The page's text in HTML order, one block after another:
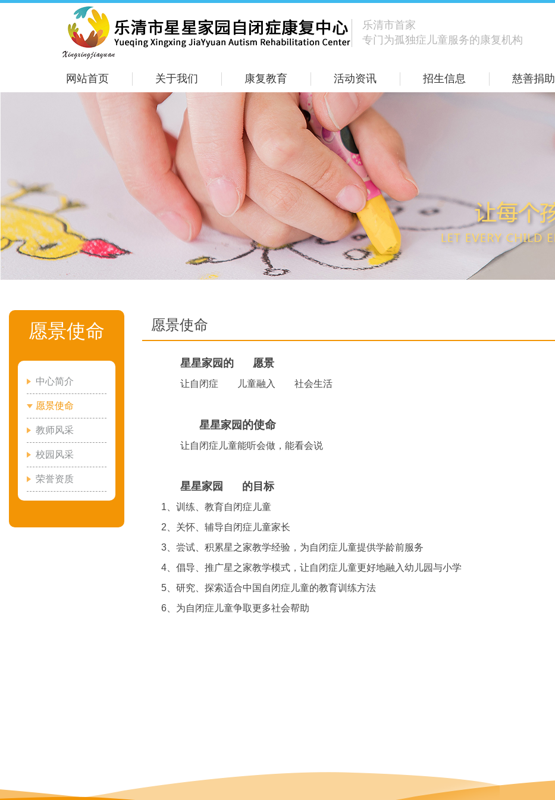
乐清市首家
专门为孤独症儿童服务的康复机构
网站首页 关于我们 康复教育 活动资讯 招生信息 慈善捐助
愿景使命
中心简介
愿景使命
教师风采
校园风采
荣誉资质
愿景使命
星星家园的 愿景
让自闭症 儿童融入 社会生活
星星家园 的使命
让自闭症儿童能听会做，能看会说
星星家园 的目标
1、训练、教育自闭症儿童
2、关怀、辅导自闭症儿童家长
3、尝试、积累星之家教学经验，为自闭症儿童提供学龄前服务
4、倡导、推广星之家教学模式，让自闭症儿童更好地融入幼儿园与小学
5、研究、探索适合中国自闭症儿童的教育训练方法
6、为自闭症儿童争取更多社会帮助